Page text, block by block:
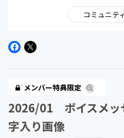
コミュニテ
メンバー特典限定
2026/01 ボイスメッ
字入り画像